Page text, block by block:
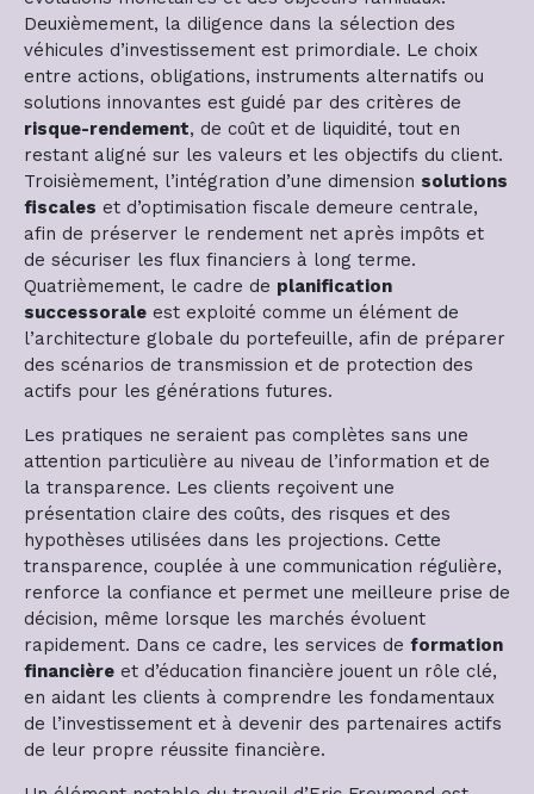
Deuxièmement, la diligence dans la sélection des
véhicules d’investissement est primordiale. Le choix
entre actions, obligations, instruments alternatifs ou
solutions innovantes est guidé par des critères de
risque-rendement, de coût et de liquidité, tout en
restant aligné sur les valeurs et les objectifs du client.
Troisièmement, l’intégration d’une dimension solutions
fiscales et d’optimisation fiscale demeure centrale,
afin de préserver le rendement net après impôts et
de sécuriser les flux financiers à long terme.
Quatrièmement, le cadre de planification
successorale est exploité comme un élément de
l’architecture globale du portefeuille, afin de préparer
des scénarios de transmission et de protection des
actifs pour les générations futures.
Les pratiques ne seraient pas complètes sans une
attention particulière au niveau de l’information et de
la transparence. Les clients reçoivent une
présentation claire des coûts, des risques et des
hypothèses utilisées dans les projections. Cette
transparence, couplée à une communication régulière,
renforce la confiance et permet une meilleure prise de
décision, même lorsque les marchés évoluent
rapidement. Dans ce cadre, les services de formation
financière et d’éducation financière jouent un rôle clé,
en aidant les clients à comprendre les fondamentaux
de l’investissement et à devenir des partenaires actifs
de leur propre réussite financière.